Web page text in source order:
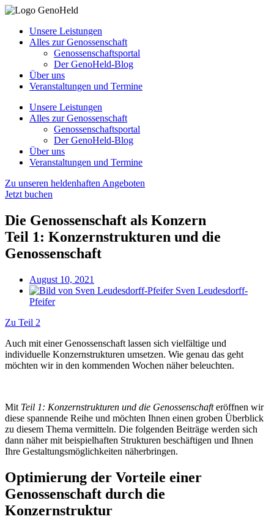
Unsere Leistungen
Alles zur Genossenschaft
Genossenschaftsportal
Der GenoHeld-Blog
Über uns
Veranstaltungen und Termine
Unsere Leistungen
Alles zur Genossenschaft
Genossenschaftsportal
Der GenoHeld-Blog
Über uns
Veranstaltungen und Termine
Zu unseren heldenhaften Angeboten
Jetzt buchen
Die Genossenschaft als Konzern
Teil 1: Konzernstrukturen und die
Genossenschaft
August 10, 2021
Sven Leudesdorff-
Pfeifer
Zu Teil 2
Auch mit einer Genossenschaft lassen sich vielfältige und
individuelle Konzernstrukturen umsetzen. Wie genau das geht
möchten wir in den kommenden Wochen näher beleuchten.
Mit Teil 1: Konzernstrukturen und die Genossenschafteröffnen wir
diese spannende Reihe und möchten Ihnen einen groben Überblick
zu diesem Thema vermitteln. Die folgenden Beiträge werden sich
dann näher mit beispielhaften Strukturen beschäftigen und Ihnen
Ihre Gestaltungsmöglichkeiten näherbringen.
Optimierung der Vorteile einer
Genossenschaft durch die
Konzernstruktur